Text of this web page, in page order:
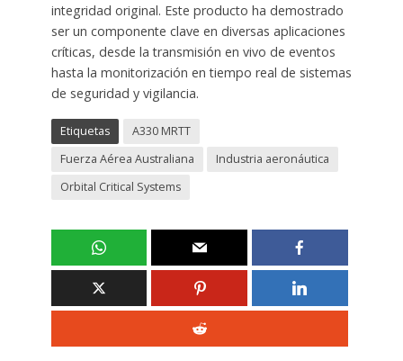
integridad original. Este producto ha demostrado
ser un componente clave en diversas aplicaciones
críticas, desde la transmisión en vivo de eventos
hasta la monitorización en tiempo real de sistemas
de seguridad y vigilancia.
Etiquetas
A330 MRTT
Fuerza Aérea Australiana
Industria aeronáutica
Orbital Critical Systems